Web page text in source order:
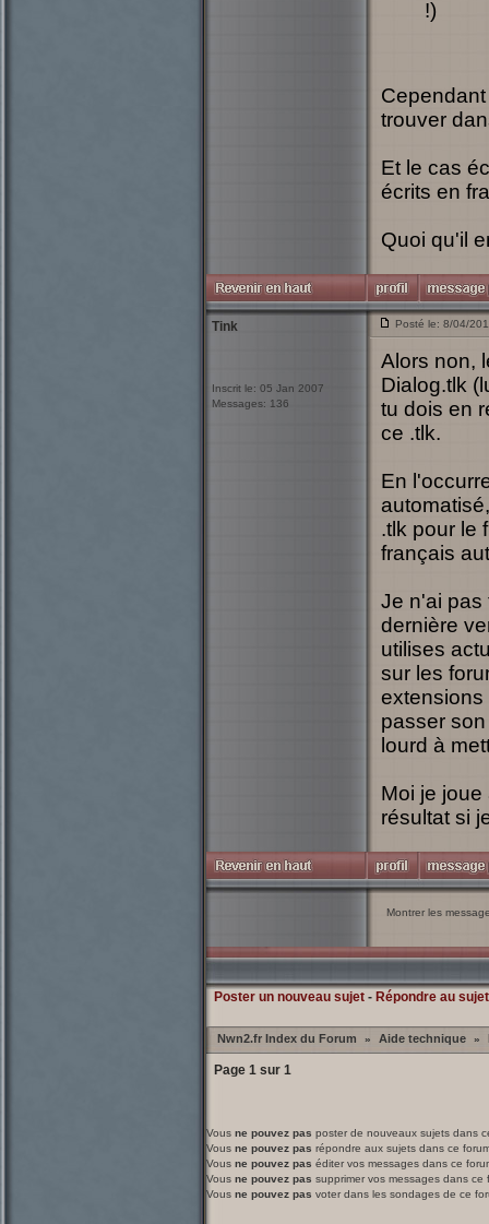
!)
trouver
Et le cas
écrits en
Quoi qu'il
Tink
Inscrit le: 05 Jan 2007
Messages: 136
Posté le: 8/04/
Alors non,
Dialog.tlk
tu dois en
ce .tlk.
En
.tlk pour le
français
Je n'ai pas
dernière
utilises
sur les
extensions
passer
lourd à
Moi je
résultat si
Montrer les
Poster un nouveau sujet- Répondre au sujet
Nwn2.fr Index du Forum » Aide technique »
Page 1sur 1
Vous ne pouvez pas poster de nouveaux sujets dans
Vous ne pouvez pas répondre aux sujets dans ce
Vous ne pouvez pas éditer vos messages dans ce
Vous ne pouvez pas supprimer vos messages dans ce
Vous ne pouvez pas voter dans les sondages de ce